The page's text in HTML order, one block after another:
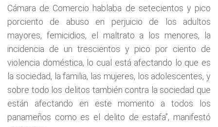
Cámara de Comercio hablaba de setecientos y pico
porciento de abuso en perjuicio de los adultos
mayores, femicidios, el maltrato a los menores, la
incidencia de un trescientos y pico por ciento de
violencia doméstica, lo cual está afectando lo que es
la sociedad, la familia, las mujeres, los adolescentes, y
sobre todo los delitos también contra la sociedad que
están afectando en este momento a todos los
panameños como es el delito de estafa”, manifestó